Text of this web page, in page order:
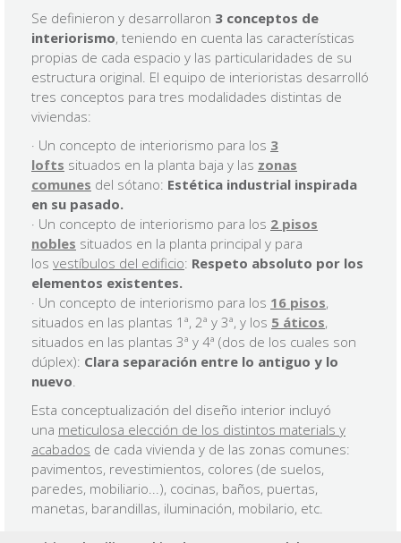
Se definieron y desarrollaron 3 conceptos de
interiorismo, teniendo en cuenta las características
propias de cada espacio y las particularidades de su
estructura original. El equipo de interioristas desarrolló
tres conceptos para tres modalidades distintas de
viviendas:
· Un concepto de interiorismo para los 3
lofts situados en la planta baja y las zonas
comunes del sótano: Estética industrial inspirada
en su pasado.
· Un concepto de interiorismo para los 2 pisos
nobles situados en la planta principal y para
los vestíbulos del edificio: Respeto absoluto por los
elementos existentes.
​· Un concepto de interiorismo para los 16 pisos,
situados en las plantas 1ª, 2ª y 3ª, y los 5 áticos,
situados en las plantas 3ª y 4ª (dos de los cuales son
dúplex): Clara separación entre lo antiguo y lo
nuevo.
Esta conceptualización del diseño interior incluyó
una meticulosa elección de los distintos materials y
acabados de cada vivienda y de las zonas comunes:
pavimentos, revestimientos, colores (de suelos,
paredes, mobiliario...), cocinas, baños, puertas,
manetas, barandillas, iluminación, mobilario, etc.